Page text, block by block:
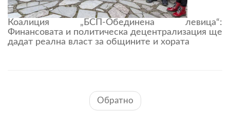
Коалиция „БСП-Обединена левица“:
Финансовата и политическа децентрализация ще
дадат реална власт за общините и хората
Обратно